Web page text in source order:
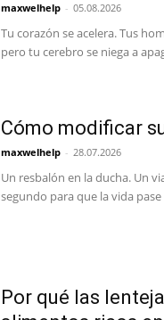
maxwelhelp - 05.08.2026
Tu corazón se acelera. Tus
pero tu cerebro se niega a
Cómo modificar
maxwelhelp - 28.07.2026
Un resbalón en la ducha. Un
segundo para que la vida
Por qué las